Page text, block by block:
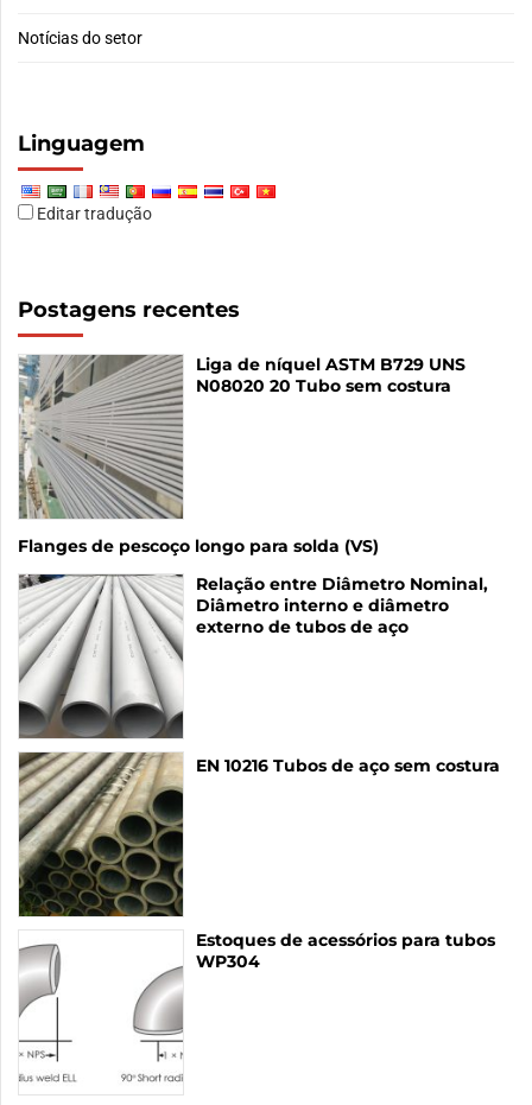
Notícias do setor
Linguagem
Editar tradução
Postagens recentes
Liga de níquel ASTM B729 UNS
N08020 20 Tubo sem costura
Flanges de pescoço longo para solda (VS)
Relação entre Diâmetro Nominal,
Diâmetro interno e diâmetro
externo de tubos de aço
EN 10216 Tubos de aço sem costura
Estoques de acessórios para tubos
WP304